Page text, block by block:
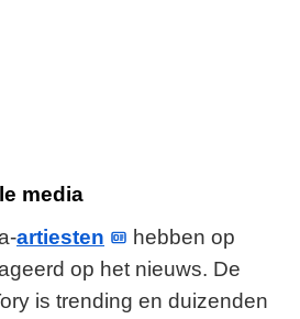
media
artiesten
hebben op
op het nieuws. De
is trending en duizenden